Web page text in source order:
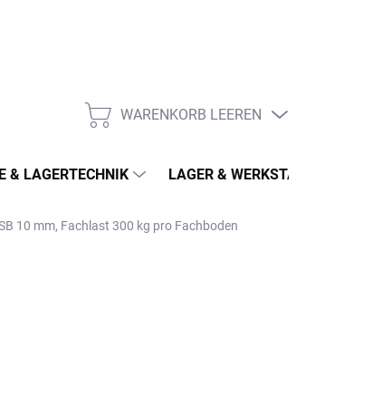
WARENKORB
WARENKORB LEEREN
& LAGERTECHNIK LAGER & WERKSTATT
10 mm, Fachlast 300 kg pro Fachboden